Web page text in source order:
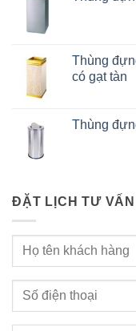
Thùng
có gạt tàn
Thùng
ĐẶT LỊCH TƯ VẤN